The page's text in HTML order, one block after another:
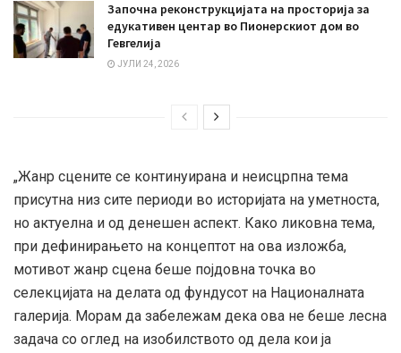
Започна реконструкцијата на просторија за
едукативен центар во Пионерскиот дом во
Гевгелија
ЈУЛИ 24, 2026
„Жанр сцените се континуирана и неисцрпна тема
присутна низ сите периоди во историјата на уметноста,
но актуелна и од денешен аспект. Како ликовна тема,
при дефинирањето на концептот на ова изложба,
мотивот жанр сцена беше појдовна точка во
селекцијата на делата од фундусот на Националната
галерија. Морам да забележам дека ова не беше лесна
задача со оглед на изобилството од дела кои ја